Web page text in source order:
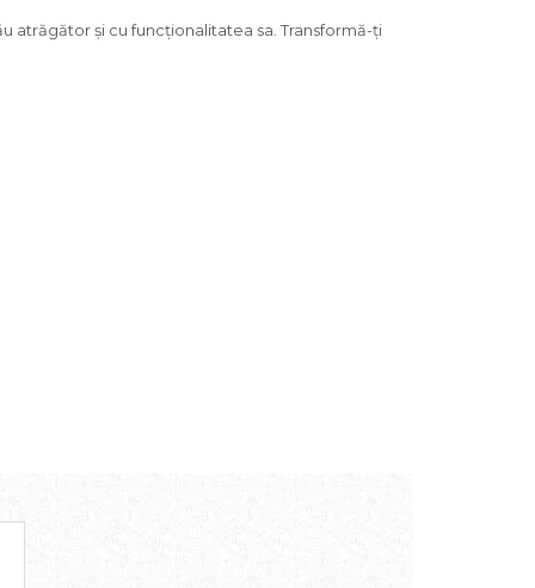
atrăgător și cu funcționalitatea sa. Transformă-ți